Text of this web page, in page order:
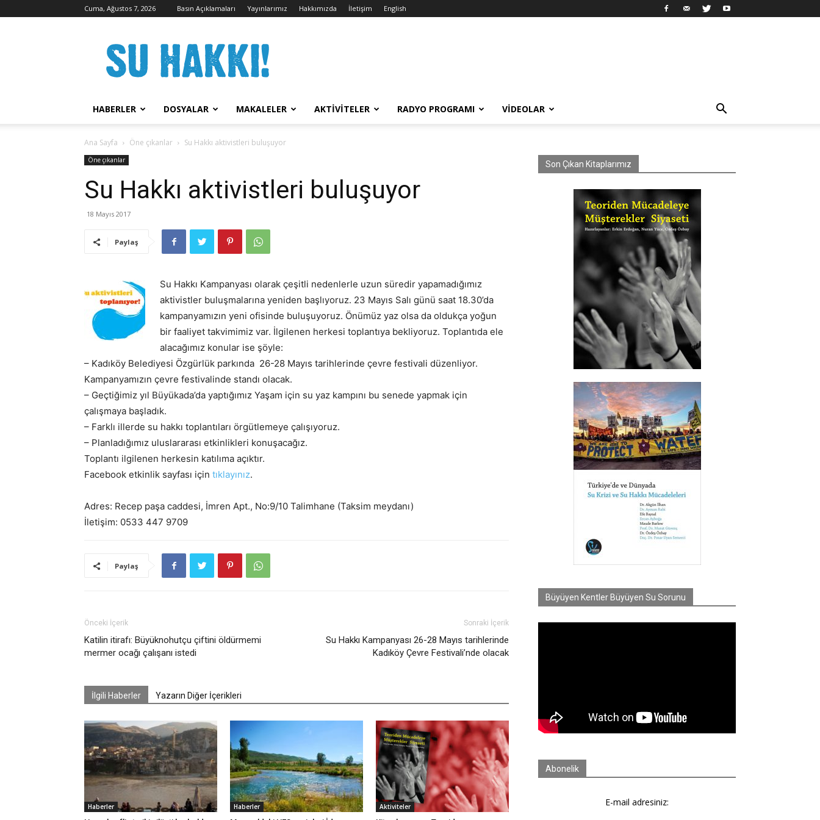
Cuma, Ağustos 7, 2026 Basın Açıklamaları Yayınlarımız Hakkımızda İletişim English
Hakkı
Kampanyası
HABERLER DOSYALAR MAKALELER AKTIVITELER RADYO PROGRAMI VIDEOLAR
Ana Sayfa Öne çıkanlar Su Hakkı aktivistleri buluşuyor
Öne çıkanlar
Su Hakkı aktivistleri buluşuyor
18 Mayıs 2017
Paylaş
Su Hakkı Kampanyası olarak çeşitli nedenlerle uzun süredir yapamadığımız
aktivistler buluşmalarına yeniden başlıyoruz. 23 Mayıs Salı günü saat 18.30’da
kampanyamızın yeni ofisinde buluşuyoruz. Önümüz yaz olsa da oldukça yoğun
bir faaliyet takvimimiz var. İlgilenen herkesi toplantıya bekliyoruz. Toplantıda ele
alacağımız konular ise şöyle:
– Kadıköy Belediyesi Özgürlük parkında 26-28 Mayıs tarihlerinde çevre festivali düzenliyor.
Kampanyamızın çevre festivalinde standı olacak.
– Geçtiğimiz yıl Büyükada’da yaptığımız Yaşam için su yaz kampını bu senede yapmak için
çalışmaya başladık.
– Farklı illerde su hakkı toplantıları örgütlemeye çalışıyoruz.
– Planladığımız uluslararası etkinlikleri konuşacağız.
Toplantı ilgilenen herkesin katılıma açıktır.
Facebook etkinlik sayfası için tıklayınız.
Adres: Recep paşa caddesi, İmren Apt., No:9/10 Talimhane (Taksim meydanı)
İletişim: 0533 447 9709
Paylaş
Önceki İçerik
Katilin itirafı: Büyüknohutçu çiftini öldürmemi
mermer ocağı çalışanı istedi
Sonraki İçerik
Su Hakkı Kampanyası 26-28 Mayıs tarihlerinde
Kadıköy Çevre Festivali’nde olacak
İlgili Haberler Yazarın Diğer İçerikleri
Haberler Haberler Aktiviteler
Son Çıkan Kitaplarımız
Büyüyen Kentler Büyüyen Su Sorunu
Abonelik
E-mail adresiniz: